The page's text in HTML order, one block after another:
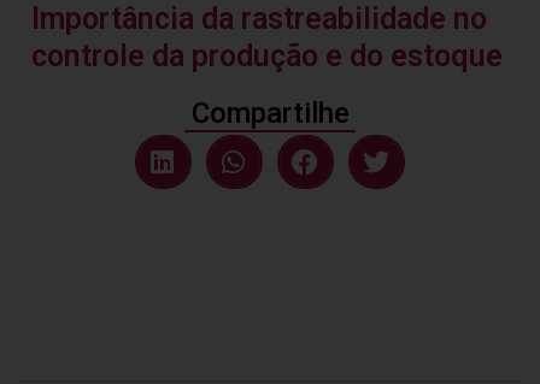
Importância da rastreabilidade no
controle da produção e do estoque
Compartilhe